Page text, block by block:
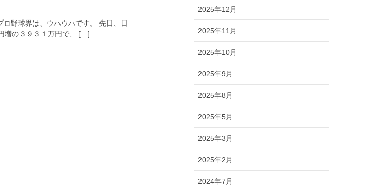
野球界は、ウハウハです。 先日、日
増の３９３１万円で、 […]
2025年12月
2025年11月
2025年10月
2025年9月
2025年8月
2025年5月
2025年3月
2025年2月
2024年7月